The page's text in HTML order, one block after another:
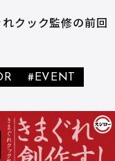
クック監修の前回
#EVENT